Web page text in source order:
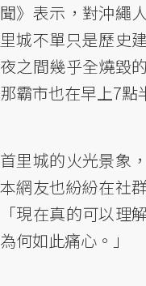
聞》表示，對沖繩
里城不單只是歷史
夜之間幾乎全燒毀
那霸市也在早上7點
首里城的火光景象
本網友也紛紛在社
「現在真的可以理
為何如此痛心。」